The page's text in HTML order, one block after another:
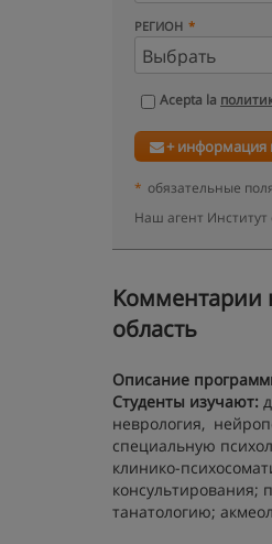
РЕГИОН
Acepta la
+ информация
* обязательные
Наш агент
Kомментарии
область
Описание
Студенты изучают:
неврология,
специальную
клинико-
консультирования;
танатологию;